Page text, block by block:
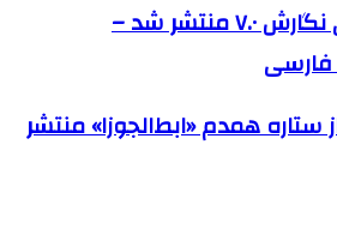
وردپرس فارسی نگارش ۷.۰ منتشر شد –
ستاره همدم «ابط‌الجوزا» منتشر